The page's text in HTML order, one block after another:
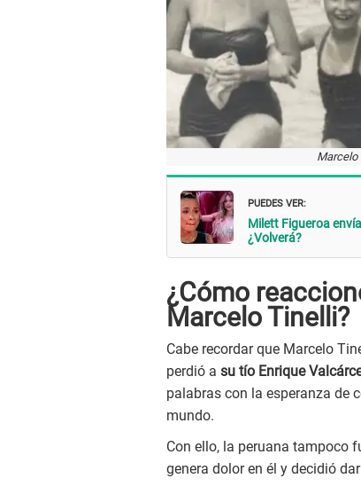
Marcelo
PUEDES VER:
Milett Figueroa
¿Volverá?
¿Cómo
Marcelo Tinelli?
Cabe recordar que Marcelo
perdió a su tío Enrique
palabras con la esperanza de
mundo.
Con ello, la peruana tampoco
genera dolor en él y decidió